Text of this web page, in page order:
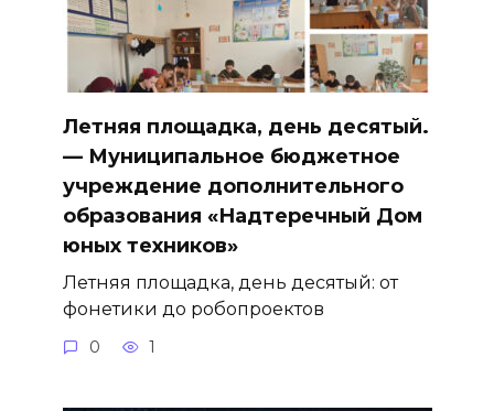
Летняя площадка, день десятый.
— Муниципальное бюджетное
учреждение дополнительного
образования «Надтеречный Дом
юных техников»
Летняя площадка, день десятый: от
фонетики до робопроектов
0 1